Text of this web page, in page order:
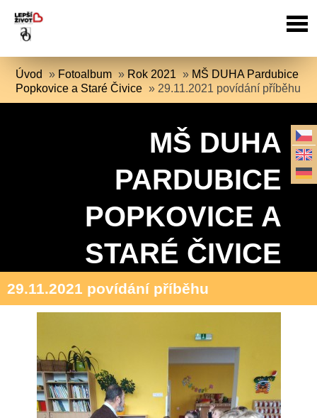
Úvod » Fotoalbum » Rok 2021 » MŠ DUHA Pardubice
Popkovice a Staré Čivice » 29.11.2021 povídání příběhu
MŠ DUHA
PARDUBICE
POPKOVICE A
STARÉ ČIVICE
29.11.2021 povídání příběhu